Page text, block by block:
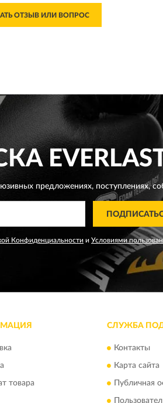
ОТЗЫВ ИЛИ ВОПРОС
предложениях,поступлениях,
Конфиденциальности и Условиями
товара
СЛУЖБА
Контакты
Карта сайта
Публичная